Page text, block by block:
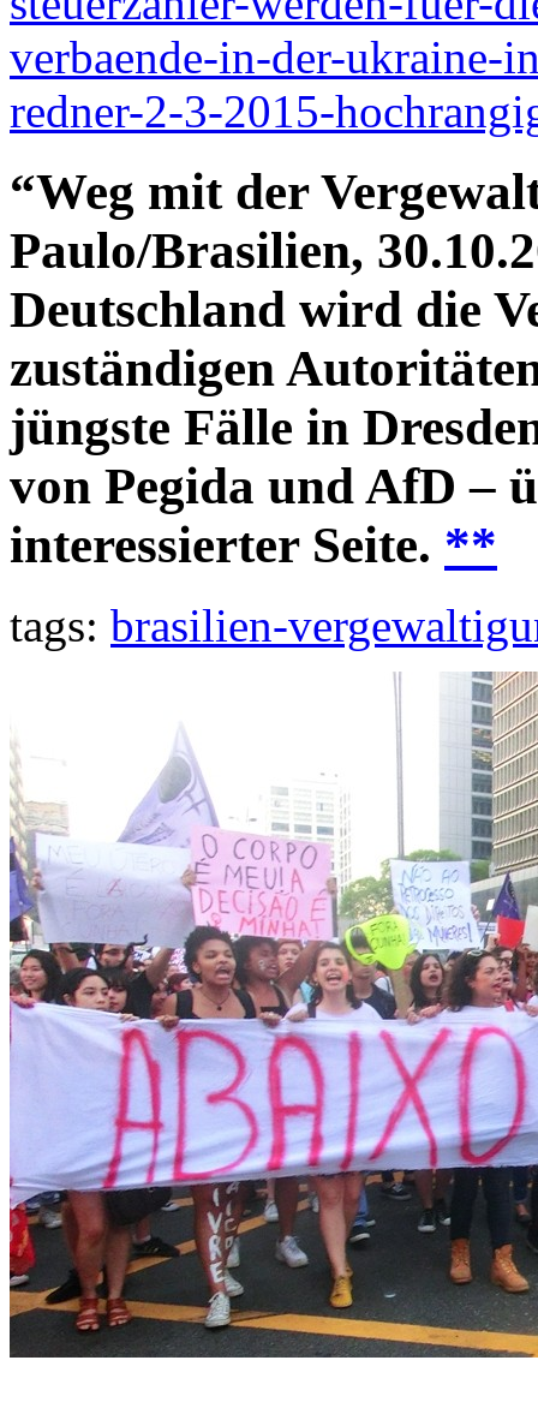
verbaende-in-der-ukraine-
redner-2-3-2015-
“Weg mit der
Paulo/Brasilien,
Deutschland wird die
zuständigen
jüngste Fälle in
von Pegida und AfD –
interessierter Seite. **
tags: brasilien-